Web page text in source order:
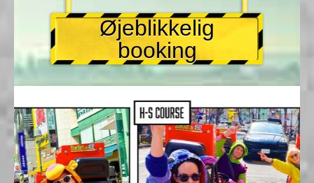
Øjeblikkelig
booking